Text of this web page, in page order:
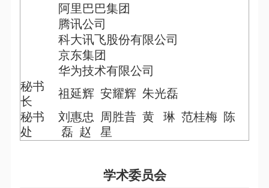
阿里巴巴集团
腾讯公司
科大讯飞股份有限公司
京东集团
华为技术有限公司
秘书
长
祖延辉 安耀辉 朱光磊
秘书
处
刘惠忠 周胜昔 黄 琳 范桂梅 陈
磊 赵 星
学术委员会